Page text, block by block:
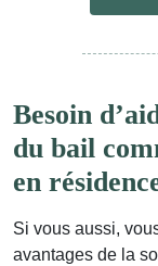
Besoin
du bail
en
Si vous aussi,
avantages de la